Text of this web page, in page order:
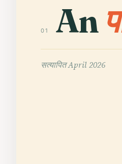
01 An
सत्यापितApril 2026